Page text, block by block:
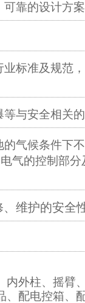
可靠的设计方案
标准及规范
与安全相关
气候条件下
气的控制部
维护的安全
内外柱、摇臂
、配电控箱、